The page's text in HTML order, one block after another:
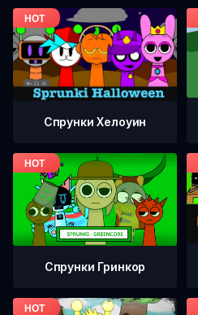
Спрунки Хелоуин
Спрунки Гринкор